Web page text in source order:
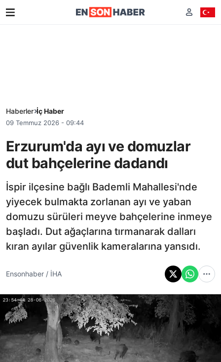
Haberler İç Haber
09 Temmuz 2026 - 09:44
Erzurum'da ayı ve domuzlar
dut bahçelerine dadandı
İspir ilçesine bağlı Bademli Mahallesi'nde
yiyecek bulmakta zorlanan ayı ve yaban
domuzu sürüleri meyve bahçelerine inmeye
başladı. Dut ağaçlarına tırmanarak dalları
kıran ayılar güvenlik kameralarına yansıdı.
Ensonhaber / İHA